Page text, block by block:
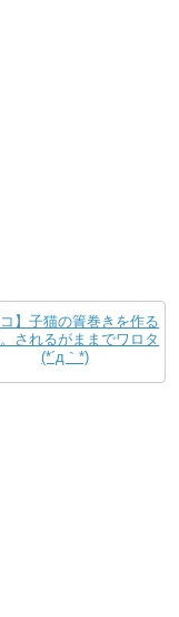
コ】子猫の簀巻きを作る
されるがままでワロタ
(*´д｀*)